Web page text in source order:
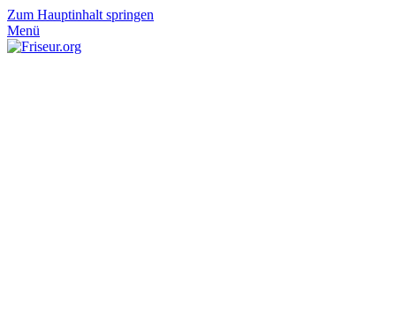
Zum Hauptinhalt springen
Menü